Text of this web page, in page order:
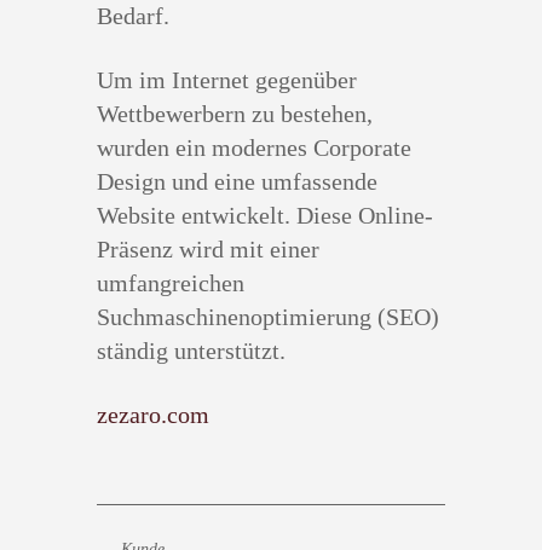
Bedarf.
Um im Internet gegenüber
Wettbewerbern zu bestehen,
wurden ein modernes Corporate
Design und eine umfassende
Website entwickelt. Diese Online-
Präsenz wird mit einer
umfangreichen
Suchmaschinenoptimierung (SEO)
ständig unterstützt.
zezaro.com